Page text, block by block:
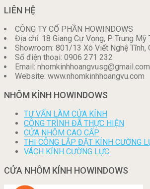
LIÊN HỆ
CÔNG TY CỔ PHẦN HOWINDOWS
Địa chỉ: 18 Giang Cự Vọng, P. Trung Mỹ
Showroom: 801/13 Xô Viết Nghệ Tĩnh,
Số điện thoại: 0906 271 232
Email: nhomkinhhoangvusg@gmail.com
Website: www.nhomkinhhoangvu.com
NHÔM KÍNH HOWINDOWS
TƯ VẤN LÀM CỬA KÍNH
CÔNG TRÌNH ĐÃ THỰC HIỆN
CỬA NHÔM CAO CẤP
THI CÔNG LẮP ĐẶT KÍNH CƯỜNG
VÁCH KÍNH CƯỜNG LỰC
CỬA NHÔM KÍNH HOWINDOWS